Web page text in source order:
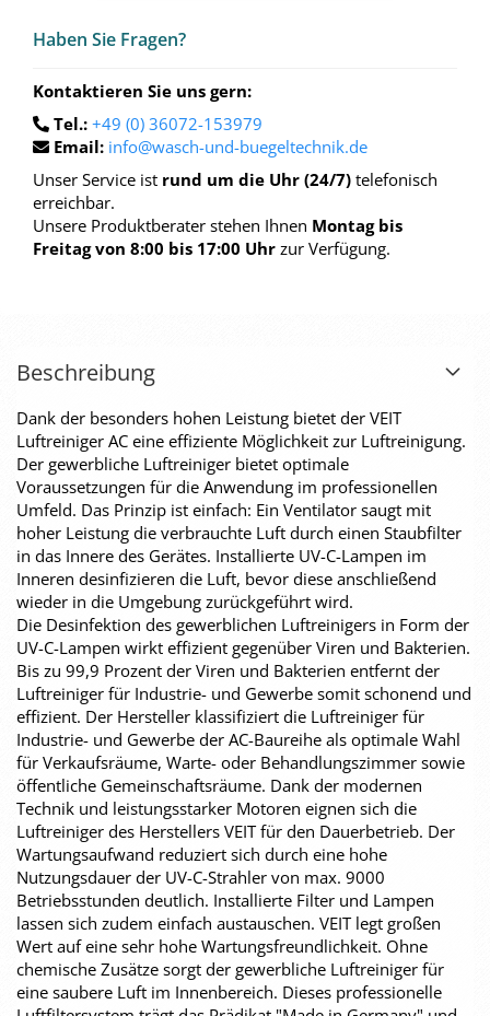
Haben Sie Fra­gen?
Kontaktieren Sie uns gern:
Tel.: +49 (0) 36072-153979
Email: info@wasch-und-buegeltechnik.de
Unser Service ist rund um die Uhr (24/7) telefonisch
erreichbar.
Unsere Produktberater stehen Ihnen Montag bis
Freitag von 8:00 bis 17:00 Uhr zur Verfügung.
Beschreibung
Dank der besonders hohen Leistung bietet der VEIT
Luftreiniger AC eine effiziente Möglichkeit zur Luftreinigung.
Der gewerbliche Luftreiniger bietet optimale
Voraussetzungen für die Anwendung im professionellen
Umfeld. Das Prinzip ist einfach: Ein Ventilator saugt mit
hoher Leistung die verbrauchte Luft durch einen Staubfilter
in das Innere des Gerätes. Installierte UV-C-Lampen im
Inneren desinfizieren die Luft, bevor diese anschließend
wieder in die Umgebung zurückgeführt wird.
Die Desinfektion des gewerblichen Luftreinigers in Form der
UV-C-Lampen wirkt effizient gegenüber Viren und Bakterien.
Bis zu 99,9 Prozent der Viren und Bakterien entfernt der
Luftreiniger für Industrie- und Gewerbe somit schonend und
effizient. Der Hersteller klassifiziert die Luftreiniger für
Industrie- und Gewerbe der AC-Baureihe als optimale Wahl
für Verkaufsräume, Warte- oder Behandlungszimmer sowie
öffentliche Gemeinschaftsräume. Dank der modernen
Technik und leistungsstarker Motoren eignen sich die
Luftreiniger des Herstellers VEIT für den Dauerbetrieb. Der
Wartungsaufwand reduziert sich durch eine hohe
Nutzungsdauer der UV-C-Strahler von max. 9000
Betriebsstunden deutlich. Installierte Filter und Lampen
lassen sich zudem einfach austauschen. VEIT legt großen
Wert auf eine sehr hohe Wartungsfreundlichkeit. Ohne
chemische Zusätze sorgt der gewerbliche Luftreiniger für
eine saubere Luft im Innenbereich. Dieses professionelle